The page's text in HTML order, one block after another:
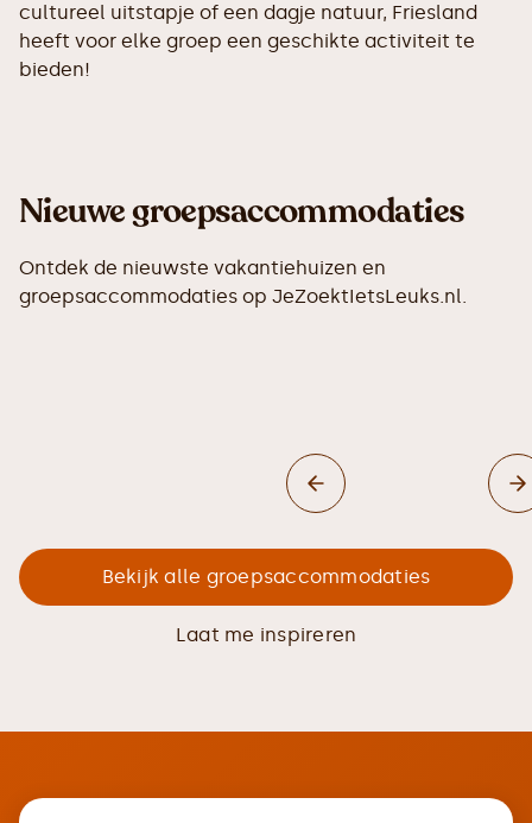
cultureel uitstapje of een dagje natuur, Friesland
heeft voor elke groep een geschikte activiteit te
bieden!
Nieuwe groepsaccommodaties
Ontdek de nieuwste vakantiehuizen en
groepsaccommodaties op JeZoektIetsLeuks.nl.
Bekijk alle groepsaccommodaties
Laat me inspireren